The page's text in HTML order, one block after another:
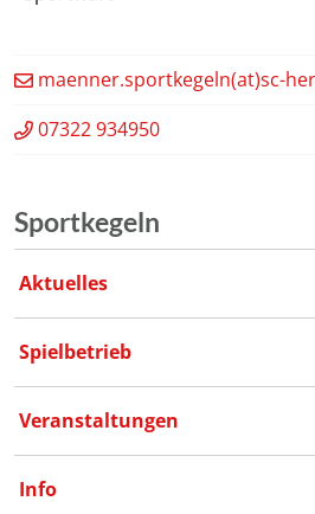
GYMNASTIK
BOGENSCHIESSEN
maenner.sportkegeln(at)sc-
07322 934950
Sportkegeln
Aktuelles
Spielbetrieb
Veranstaltungen
Info